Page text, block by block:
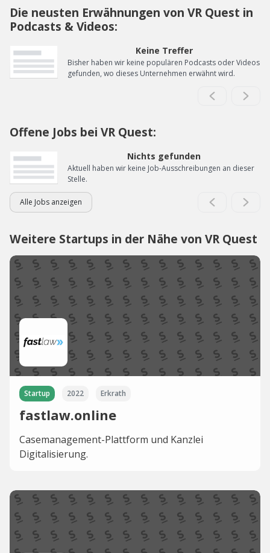
Die neusten Erwähnungen von VR Quest in
Podcasts & Videos:
Keine Treffer
Bisher haben wir keine populären Podcasts oder Videos
gefunden, wo dieses Unternehmen erwähnt wird.
Offene Jobs bei VR Quest:
Nichts gefunden
Aktuell haben wir keine Job-Ausschreibungen an dieser
Stelle.
Alle Jobs anzeigen
Weitere Startups in der Nähe von VR Quest
Startup 2022 Erkrath
fastlaw.online
Casemanagement-Plattform und Kanzlei
Digitalisierung.